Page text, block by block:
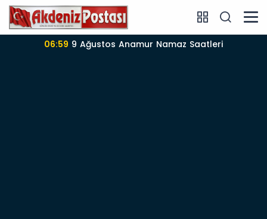
06:59 9 Ağustos Anamur Namaz Saatleri